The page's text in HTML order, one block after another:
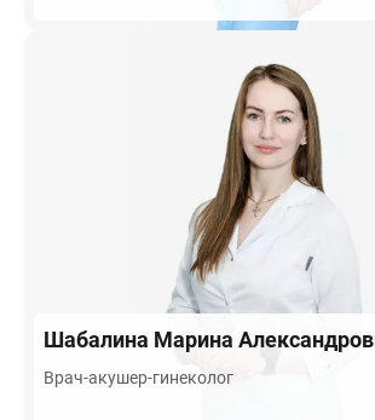
Шабалина Марина
Врач-акушер-гинеколог